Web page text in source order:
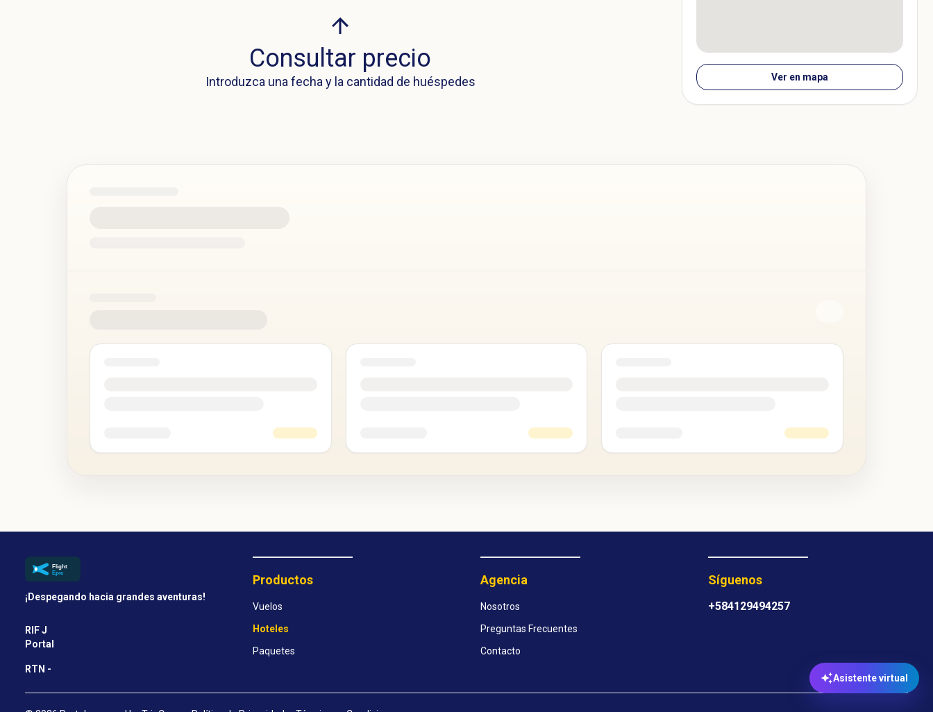
Consultar precio
Introduzca una fecha y la cantidad de huéspedes Ver en mapa
Asistente virtual
¡Despegando hacia grandes aventuras!
RIF J
Portal
RTN -
Productos
Vuelos
Hoteles
Paquetes
Agencia
Nosotros
Preguntas Frecuentes
Contacto
Síguenos
+584129494257